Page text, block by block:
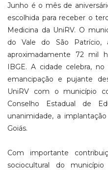
Junho é o mês de
escolhida para receber o
Medicina da UniRV. O
do Vale do São
aproximadamente 72 mil
IBGE. A cidade celebra,
emancipação e pujante
UniRV com o município
Conselho Estadual de
unanimidade, a
Goiás.
Com importante
sociocultural do